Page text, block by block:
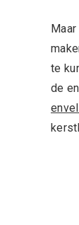
te
de